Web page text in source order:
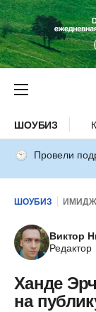
ШОУБИЗ
Провели
ШОУБИЗ ИМИДЖ
Виктор
Редактор
Ханде
на